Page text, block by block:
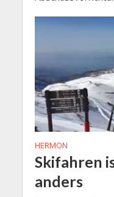
HERMON
Skifahren
anders